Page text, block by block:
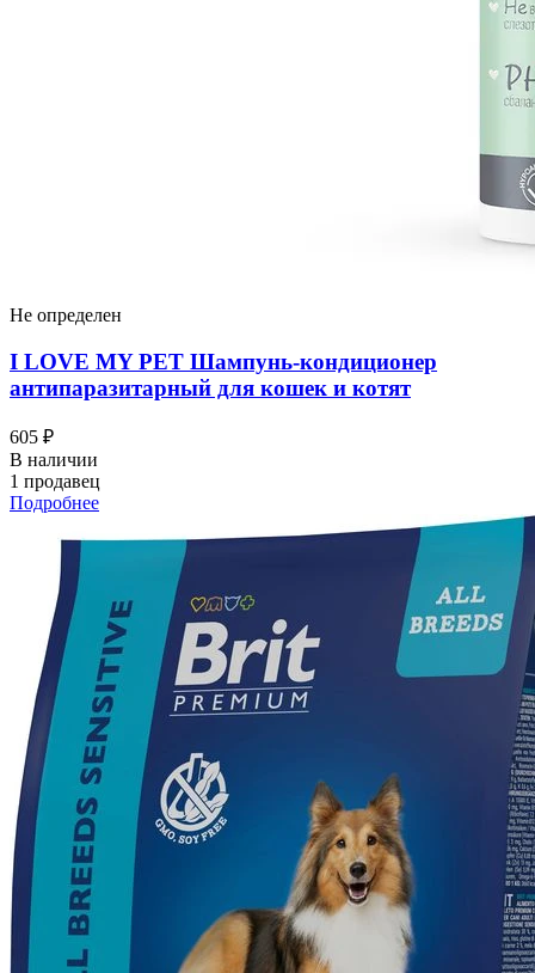
Не определен
I LOVЕ MY PET Шампунь-кондиционер
антипаразитарный для кошек и котят
605 ₽
В наличии
1 продавец
Подробнее